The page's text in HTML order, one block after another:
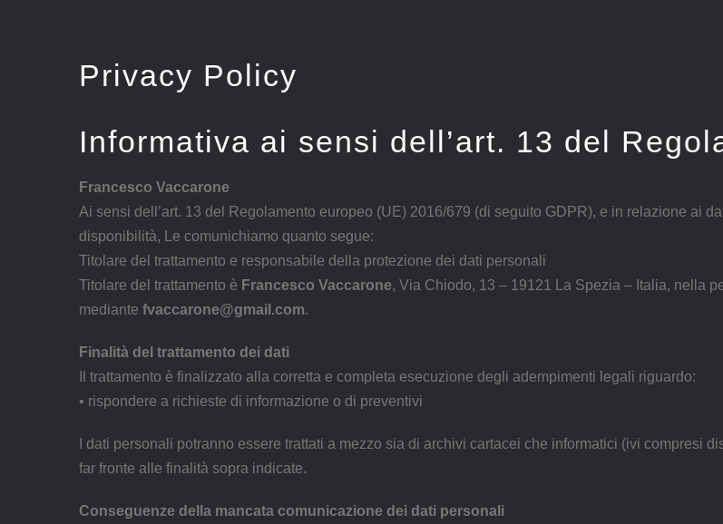
Privacy Policy
Informativa ai sensi dell’art. 13 del
Francesco Vaccarone
Ai sensi dell’art. 13 del Regolamento europeo (UE) 2016/679 (di seguito GDPR), e in relazione ai
disponibilità, Le comunichiamo quanto segue:
Titolare del trattamento e responsabile della protezione dei dati personali
Titolare del trattamento è Francesco Vaccarone, Via Chiodo, 13 – 19121 La Spezia – Italia, nella
mediante fvaccarone@gmail.com.
Finalità del trattamento dei dati
Il trattamento è finalizzato alla corretta e completa esecuzione degli adempimenti legali riguardo:
• rispondere a richieste di informazione o di preventivi
I dati personali potranno essere trattati a mezzo sia di archivi cartacei che informatici (ivi compresi
far fronte alle finalità sopra indicate.
Conseguenze della mancata comunicazione dei dati personali